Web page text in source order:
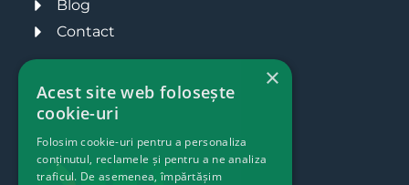
Blog
Contact
×
Acest site web folosește
cookie-uri
Folosim cookie-uri pentru a personaliza
conținutul, reclamele și pentru a ne analiza
traficul. De asemenea, împărtășim